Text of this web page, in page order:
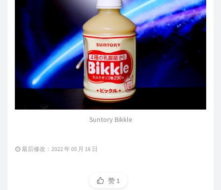
Suntory Bikkle
最后修改：2022 年 05 月 16 日
赞 1